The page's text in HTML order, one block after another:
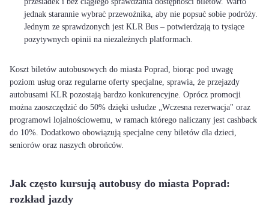
jednak starannie wybrać przewoźnika, aby nie popsuć sobie podróży.
Jednym ze sprawdzonych jest KLR Bus – potwierdzają to tysiące
pozytywnych opinii na niezależnych platformach.
Koszt biletów autobusowych do miasta Poprad, biorąc pod uwagę
poziom usług oraz regularne oferty specjalne, sprawia, że przejazdy
autobusami KLR pozostają bardzo konkurencyjne. Oprócz promocji
można zaoszczędzić do 50% dzięki usłudze „Wczesna rezerwacja" oraz
programowi lojalnościowemu, w ramach którego naliczany jest cashback
do 10%. Dodatkowo obowiązują specjalne ceny biletów dla dzieci,
seniorów oraz naszych obrońców.
Jak często kursują autobusy do miasta Poprad:
rozkład jazdy